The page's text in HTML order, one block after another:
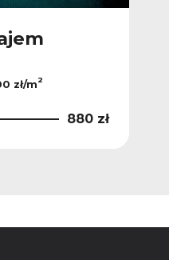
zł/m2
880 zł